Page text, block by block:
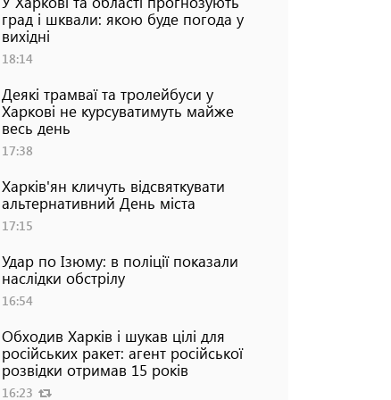
град і шквали: якою буде погода у
вихідні
18:14
Деякі трамваї та тролейбуси у
Харкові не курсуватимуть майже
весь день
17:38
Харків'ян кличуть відсвяткувати
альтернативний День міста
17:15
Удар по Ізюму: в поліції показали
наслідки обстрілу
16:54
Обходив Харків і шукав цілі для
російських ракет: агент російської
розвідки отримав 15 років
16:23